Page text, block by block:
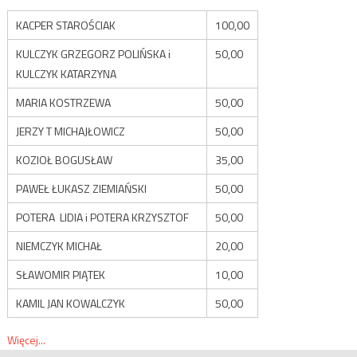
KACPER STAROŚCIAK
100,00
KULCZYK GRZEGORZ POLIŃSKA i
KULCZYK KATARZYNA
50,00
MARIA KOSTRZEWA
50,00
JERZY T MICHAJŁOWICZ
50,00
KOZIOŁ BOGUSŁAW
35,00
PAWEŁ ŁUKASZ ZIEMIAŃSKI
50,00
POTERA LIDIA i POTERA KRZYSZTOF
50,00
NIEMCZYK MICHAŁ
20,00
SŁAWOMIR PIĄTEK
10,00
KAMIL JAN KOWALCZYK
50,00
Więcej...